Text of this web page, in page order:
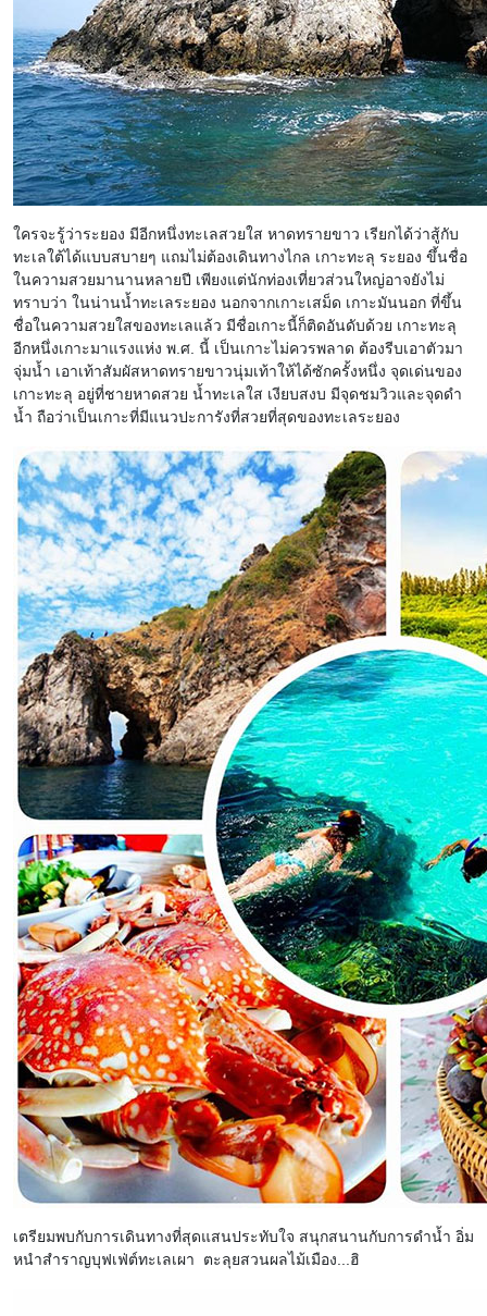
ใครจะรู้ว่าระยอง มีอีกหนึ่งทะเลสวยใส หาดทรายขาว เรียกได้ว่าสู้กับ
ทะเลใต้ได้แบบสบายๆ แถมไม่ต้องเดินทางไกล เกาะทะลุ ระยอง ขึ้นชื่อ
ในความสวยมานานหลายปี เพียงแต่นักท่องเที่ยวส่วนใหญ่อาจยังไม่
ทราบว่า ในน่านน้ำทะเลระยอง นอกจากเกาะเสม็ด เกาะมันนอก ที่ขึ้น
ชื่อในความสวยใสของทะเลแล้ว มีชื่อเกาะนี้ก็ติดอันดับด้วย เกาะทะลุ
อีกหนึ่งเกาะมาแรงแห่ง พ.ศ. นี้ เป็นเกาะไม่ควรพลาด ต้องรีบเอาตัวมา
จุ่มน้ำ เอาเท้าสัมผัสหาดทรายขาวนุ่มเท้าให้ได้ซักครั้งหนึ่ง จุดเด่นของ
เกาะทะลุ อยู่ที่ชายหาดสวย น้ำทะเลใส เงียบสงบ มีจุดชมวิวและจุดดำ
น้ำ ถือว่าเป็นเกาะที่มีแนวปะการังที่สวยที่สุดของทะเลระยอง
เตรียมพบกับการเดินทางที่สุดแสนประทับใจ สนุกสนานกับการดำน้ำ อิ่ม
หนำสำราญบุฟเฟ่ต์ทะเลเผา ตะลุยสวนผลไม้เมือง...ฮิ